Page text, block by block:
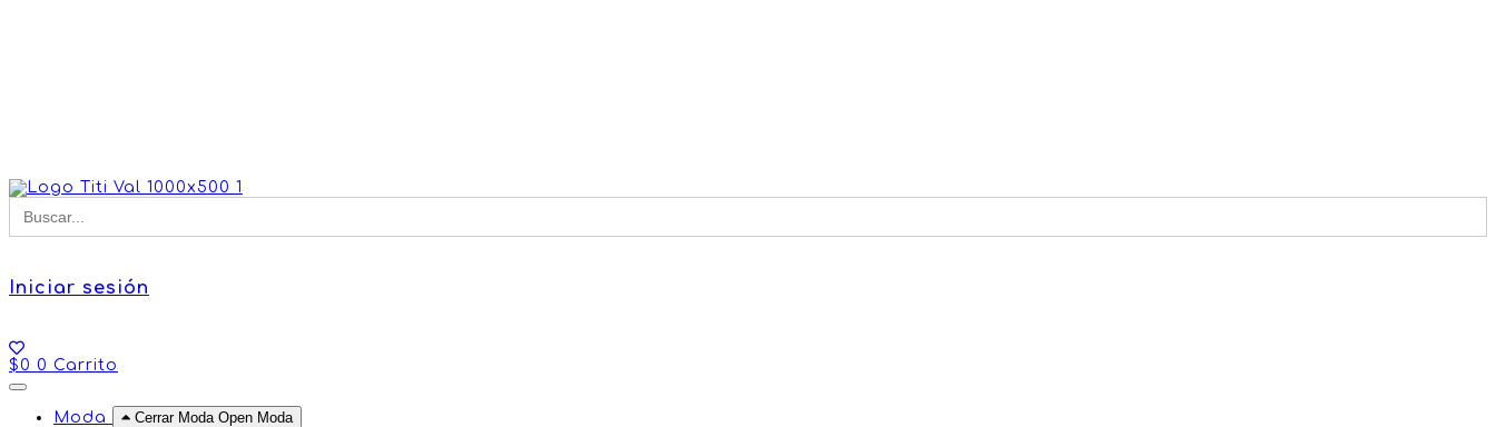
Buscar
for:
Iniciar sesión
$0 0 Carrito
Moda Cerrar Moda Open Moda